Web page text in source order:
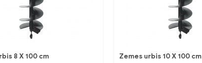
8 X 100 cm Zemes urbis 10 X 100 cm